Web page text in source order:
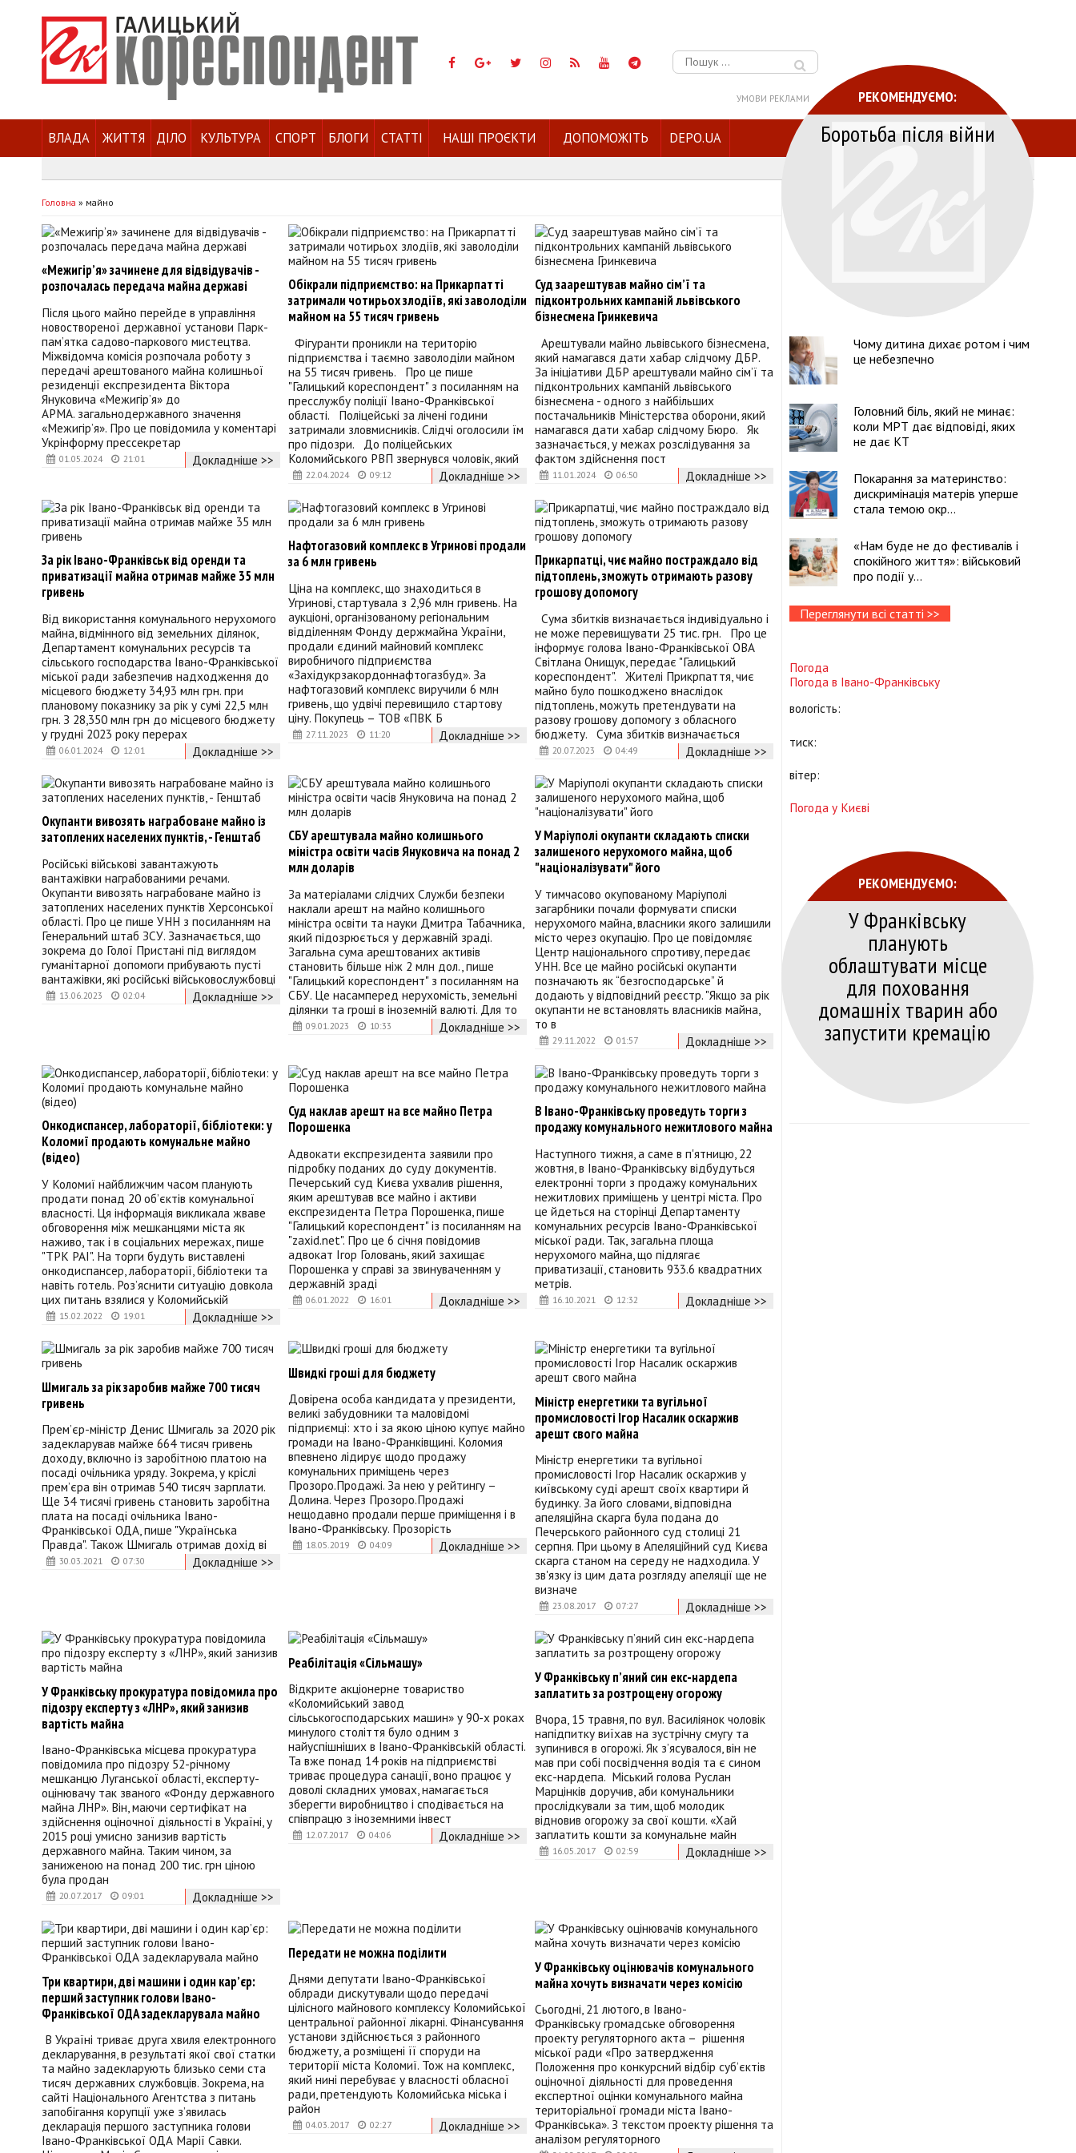
Пошук:
УМОВИ РЕКЛАМИ
ВЛАДА ЖИТТЯ ДІЛО КУЛЬТУРА СПОРТ БЛОГИ СТАТТІ НАШІ ПРОЄКТИ ДОПОМОЖІТЬ DEPO.UA
Головна » майно
01.05.2024 21:01
«Межигір’я» зачинене для відвідувачів -
розпочалась передача майна державі
Після цього майно перейде в управління
новоствореної державної установи Парк-
пам’ятка садово-паркового мистецтва.
Міжвідомча комісія розпочала роботу з
передачі арештованого майна колишньої
резиденції експрезидента Віктора
Януковича «Межигір’я» до
АРМА. загальнодержавного значення
«Межигір’я». Про це повідомила у коментарі
Укрінформу прессекретар
Докладніше >>
22.04.2024 09:12
Обікрали підприємство: на Прикарпатті
затримали чотирьох злодіїв, які заволоділи
майном на 55 тисяч гривень
Фігуранти проникли на територію
підприємства і таємно заволоділи майном
на 55 тисяч гривень. Про це пише
"Галицький кореспондент" з посиланням на
пресслужбу поліції Івано-Франківської
області. Поліцейські за лічені години
затримали зловмисників. Слідчі оголосили їм
про підозри. До поліцейських
Коломийського РВП звернувся чоловік, який
Докладніше >>
11.01.2024 06:50
Суд заарештував майно сім’ї та
підконтрольних кампаній львівського
бізнесмена Гринкевича
Арештували майно львівського бізнесмена,
який намагався дати хабар слідчому ДБР.
За ініціативи ДБР арештували майно сім’ї та
підконтрольних кампаній львівського
бізнесмена - одного з найбільших
постачальників Міністерства оборони, який
намагався дати хабар слідчому Бюро. Як
зазначається, у межах розслідування за
фактом здійснення пост
Докладніше >>
06.01.2024 12:01
За рік Івано-Франківськ від оренди та
приватизації майна отримав майже 35 млн
гривень
Від використання комунального нерухомого
майна, відмінного від земельних ділянок,
Департамент комунальних ресурсів та
сільського господарства Івано-Франківської
міської ради забезпечив надходження до
місцевого бюджету 34,93 млн грн. при
плановому показнику за рік у сумі 22,5 млн
грн. З 28,350 млн грн до місцевого бюджету
у грудні 2023 року перерах
Докладніше >>
27.11.2023 11:20
Нафтогазовий комплекс в Угринові продали
за 6 млн гривень
Ціна на комплекс, що знаходиться в
Угринові, стартувала з 2,96 млн гривень. На
аукціоні, організованому регіональним
відділенням Фонду держмайна України,
продали єдиний майновий комплекс
виробничого підприємства
«Західукрзакордоннафтогазбуд». За
нафтогазовий комплекс виручили 6 млн
гривень, що удвічі перевищило стартову
ціну. Покупець – ТОВ «ПВК Б
Докладніше >>
20.07.2023 04:49
Прикарпатці, чиє майно постраждало від
підтоплень, зможуть отримають разову
грошову допомогу
Сума збитків визначається індивідуально і
не може перевищувати 25 тис. грн. Про це
інформує голова Івано-Франківської ОВА
Світлана Онищук, передає "Галицький
кореспондент". Жителі Прикрпаття, чиє
майно було пошкоджено внаслідок
підтоплень, можуть претендувати на
разову грошову допомогу з обласного
бюджету. Сума збитків визначається
Докладніше >>
13.06.2023 02:04
Окупанти вивозять награбоване майно із
затоплених населених пунктів, - Генштаб
Російські військові завантажують
вантажівки награбованими речами.
Окупанти вивозять награбоване майно із
затоплених населених пунктів Херсонської
області. Про це пише УНН з посиланням на
Генеральний штаб ЗСУ. Зазначається, що
зокрема до Голої Пристані під виглядом
гуманітарної допомоги прибувають пусті
вантажівки, які російські військовослужбовці
Докладніше >>
09.01.2023 10:33
СБУ арештувала майно колишнього
міністра освіти часів Януковича на понад 2
млн доларів
За матеріалами слідчих Служби безпеки
наклали арешт на майно колишнього
міністра освіти та науки Дмитра Табачника,
який підозрюється у державній зраді.
Загальна сума арештованих активів
становить більше ніж 2 млн дол., пише
"Галицький кореспондент" з посиланням на
СБУ. Це насамперед нерухомість, земельні
ділянки та гроші в іноземній валюті. Для то
Докладніше >>
29.11.2022 01:57
У Маріуполі окупанти складають списки
залишеного нерухомого майна, щоб
"націоналізувати" його
У тимчасово окупованому Маріуполі
загарбники почали формувати списки
нерухомого майна, власники якого залишили
місто через окупацію. Про це повідомляє
Центр національного спротиву, передає
УНН. Все це майно російські окупанти
позначають як “безгосподарське” й
додають у відповідний реєстр. "Якщо за рік
окупанти не встановлять власників майна,
то в
Докладніше >>
15.02.2022 19:01
Онкодиспансер, лабораторії, бібліотеки: у
Коломиї продають комунальне майно
(відео)
У Коломиї найближчим часом планують
продати понад 20 об’єктів комунальної
власності. Ця інформація викликала жваве
обговорення між мешканцями міста як
наживо, так і в соціальних мережах, пише
"ТРК РАІ". На торги будуть виставлені
онкодиспансер, лабораторії, бібліотеки та
навіть готель. Роз’яснити ситуацію довкола
цих питань взялися у Коломийській
Докладніше >>
06.01.2022 16:01
Суд наклав арешт на все майно Петра
Порошенка
Адвокати експрезидента заявили про
підробку поданих до суду документів.
Печерський суд Києва ухвалив рішення,
яким арештував все майно і активи
експрезидента Петра Порошенка, пише
"Галицький кореспондент" із посиланням на
"zaxid.net". Про це 6 січня повідомив
адвокат Ігор Головань, який захищає
Порошенка у справі за звинуваченням у
державній зраді
Докладніше >>
16.10.2021 12:32
В Івано-Франківську проведуть торги з
продажу комунального нежитлового майна
Наступного тижня, а саме в п'ятницю, 22
жовтня, в Івано-Франківську відбудуться
електронні торги з продажу комунальних
нежитлових приміщень у центрі міста. Про
це йдеться на сторінці Департаменту
комунальних ресурсів Івано-Франківської
міської ради. Так, загальна площа
нерухомого майна, що підлягає
приватизації, становить 933.6 квадратних
метрів.
Докладніше >>
30.03.2021 07:30
Шмигаль за рік заробив майже 700 тисяч
гривень
Прем’єр-міністр Денис Шмигаль за 2020 рік
задекларував майже 664 тисяч гривень
доходу, включно із заробітною платою на
посаді очільника уряду. Зокрема, у кріслі
прем’єра він отримав 540 тисяч зарплати.
Ще 34 тисячі гривень становить заробітна
плата на посаді очільника Івано-
Франківської ОДА, пише "Українська
Правда". Також Шмигаль отримав дохід ві
Докладніше >>
18.05.2019 04:09
Швидкі гроші для бюджету
Довірена особа кандидата у президенти,
великі забудовники та маловідомі
підприємці: хто і за якою ціною купує майно
громади на Івано-Франківщині. Коломия
впевнено лідирує щодо продажу
комунальних приміщень через
Прозоро.Продажі. За нею у рейтингу –
Долина. Через Прозоро.Продажі
нещодавно продали перше приміщення і в
Івано-Франківську. Прозорість
Докладніше >>
23.08.2017 07:27
Міністр енергетики та вугільної
промисловості Ігор Насалик оскаржив
арешт свого майна
Міністр енергетики та вугільної
промисловості Ігор Насалик оскаржив у
київському суді арешт своїх квартири й
будинку. За його словами, відповідна
апеляційна скарга була подана до
Печерського районного суд столиці 21
серпня. При цьому в Апеляційний суд Києва
скарга станом на середу не надходила. У
зв'язку із цим дата розгляду апеляції ще не
визначе
Докладніше >>
20.07.2017 09:01
У Франківську прокуратура повідомила про
підозру експерту з «ЛНР», який занизив
вартість майна
Івано-Франківська місцева прокуратура
повідомила про підозру 52-річному
мешканцю Луганської області, експерту-
оцінювачу так званого «Фонду державного
майна ЛНР». Він, маючи сертифікат на
здійснення оціночної діяльності в Україні, у
2015 році умисно занизив вартість
державного майна. Таким чином, за
заниженою на понад 200 тис. грн ціною
була продан
Докладніше >>
12.07.2017 04:06
Реабілітація «Сільмашу»
Відкрите акціонерне товариство
«Коломийський завод
сільськогосподарських машин» у 90-х роках
минулого століття було одним з
найуспішніших в Івано-Франківській області.
Та вже понад 14 років на підприємстві
триває процедура санації, воно працює у
доволі складних умовах, намагається
зберегти виробництво і сподівається на
співпрацю з іноземними інвест
Докладніше >>
16.05.2017 02:59
У Франківську п’яний син екс-нардепа
заплатить за розтрощену огорожу
Вчора, 15 травня, по вул. Василіянок чоловік
напідпитку виїхав на зустрічну смугу та
зупинився в огорожі. Як з’ясувалося, він не
мав при собі посвідчення водія та є сином
екс-нардепа. Міський голова Руслан
Марцінків доручив, аби комунальники
прослідкували за тим, щоб молодик
відновив огорожу за свої кошти. «Хай
заплатить кошти за комунальне майн
Докладніше >>
Три квартири, дві машини і один кар’єр:
перший заступник голови Івано-
Франківської ОДА задекларувала майно
В Україні триває друга хвиля електронного
декларування, в результаті якої свої статки
та майно задекларують близько семи ста
тисяч державних службовців. Зокрема, на
сайті Національного Агентства з питань
запобігання корупції уже з’явилась
декларація першого заступника голови
Івано-Франківської ОДА Марії Савки.
04.03.2017 02:27
Передати не можна поділити
Днями депутати Івано-Франківської
облради дискутували щодо передачі
цілісного майнового комплексу Коломийської
центральної районної лікарні. Фінансування
установи здійснюється з районного
бюджету, а розміщені її споруди на
території міста Коломиї. Тож на комплекс,
який нині перебуває у власності обласної
ради, претендують Коломийська міська і
район
Докладніше >>
У Франківську оцінювачів комунального
майна хочуть визначати через комісію
Сьогодні, 21 лютого, в Івано-
Франківську громадське обговорення
проекту регуляторного акта – рішення
міської ради «Про затвердження
Положення про конкурсний відбір суб’єктів
оціночної діяльності для проведення
експертної оцінки комунального майна
територіальної громади міста Івано-
Франківська». З текстом проекту рішення та
аналізом регуляторного
РЕКОМЕНДУЄМО:
Боротьба після війни
Чому дитина дихає ротом і чим
це небезпечно
Головний біль, який не минає:
коли МРТ дає відповіді, яких
не дає КТ
Покарання за материнство:
дискримінація матерів уперше
стала темою окр...
«Нам буде не до фестивалів і
спокійного життя»: військовий
про події у...
Переглянути всі статті >>
Погода
Погода в Івано-Франківську
вологість:
тиск:
вітер:
Погода у Києві
РЕКОМЕНДУЄМО:
У Франківську
планують
облаштувати місце
для поховання
домашніх тварин або
запустити кремацію